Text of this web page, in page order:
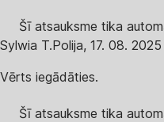
Šī atsauksme tika
Sylwia T.Polija, 17. 08. 2025
Vērts iegādāties.
Šī atsauksme tika